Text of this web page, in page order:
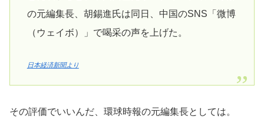
の元編集長、胡錫進氏は同日、中国のSNS「微博
（ウェイボ）」で喝采の声を上げた。
日本経済新聞より
その評価でいいんだ、環球時報の元編集長としては。